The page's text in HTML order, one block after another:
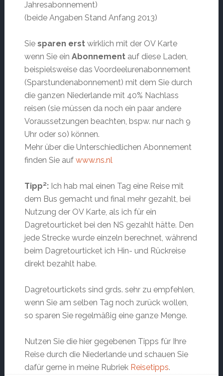
Jahresabonnement)
(beide Angaben Stand Anfang 2013)
Sie sparen erstwirklich mit der OV Karte
wenn Sie ein Abonnementauf diese Laden,
beispielsweise das Voordeelurenabonnement
(Sparstundenabonnement) mit dem Sie durch
die ganzen Niederlande mit 40% Nachlass
reisen (sie müssen da noch ein paar andere
Voraussetzungen beachten, bspw. nur nach 9
Uhr oder so) können.
Mehr über die Unterschiedlichen Abonnement
finden Sie auf www.ns.nl
Tipp²:Ich hab mal einen Tag eine Reise mit
dem Bus gemacht und final mehr gezahlt, bei
Nutzung der OV Karte, als ich für ein
Dagretourticket bei den NS gezahlt hätte. Den
jede Strecke wurde einzeln berechnet, während
beim Dagretourticket ich Hin- und Rückreise
direkt bezahlt habe.
Dagretourtickets sind grds. sehr zu empfehlen,
wenn Sie am selben Tag noch zurück wollen,
so sparen Sie regelmäßig eine ganze Menge.
Nutzen Sie die hier gegebenen Tipps für Ihre
Reise durch die Niederlande und schauen Sie
dafür gerne in meine Rubriek Reisetipps.